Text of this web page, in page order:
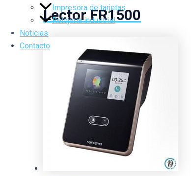
Impresora de tarjetas
Relojería industrial
Noticias
Contacto
Lector FR1500